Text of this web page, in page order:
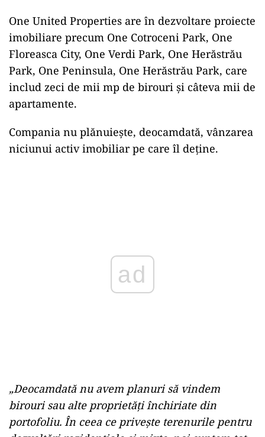
One United Properties are în dezvoltare proiecte
imobiliare precum One Cotroceni Park, One
Floreasca City, One Verdi Park, One Herăstrău
Park, One Peninsula, One Herăstrău Park, care
includ zeci de mii mp de birouri și câteva mii de
apartamente.
Compania nu plănuiește, deocamdată, vânzarea
niciunui activ imobiliar pe care îl deține.
ad
„Deocamdată nu avem planuri să vindem
birouri sau alte proprietăți închiriate din
portofoliu. În ceea ce privește terenurile pentru